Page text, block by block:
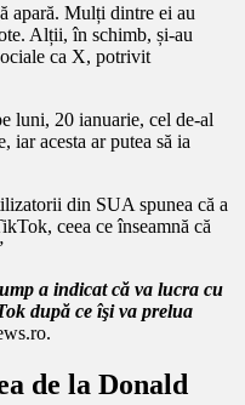
apară. Mulți dintre ei au
Alții, în schimb, și-au
ca X, potrivit
luni, 20 ianuarie, cel de-al
iar acesta ar putea să ia
din SUA spunea că a
ceea ce înseamnă că
a indicat că va lucra cu
după ce îşi va prelua
de la Donald